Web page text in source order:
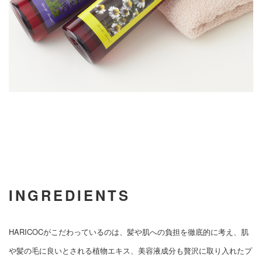
INGREDIENTS
HARICOCがこだわっているのは、髪や肌への負担を徹底的に考え、肌
や髪の毛に良いとされる植物エキス、美容液成分も贅沢に取り入れたプ